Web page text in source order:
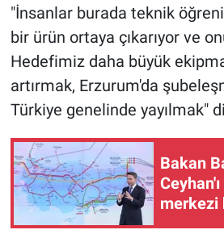
"İnsanlar burada teknik
bir ürün ortaya çıkarıyor ve
Hedefimiz daha büyük
artırmak, Erzurum'da
Türkiye genelinde yayılmak"
Bakan
merkezi